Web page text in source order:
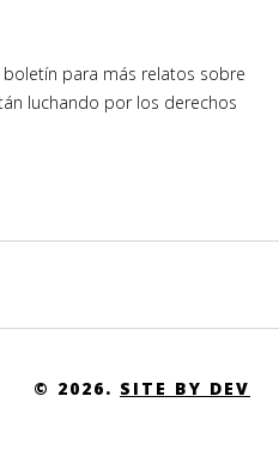
boletín para más relatos sobre
luchando por los derechos
© 2026. SITE BY DEV